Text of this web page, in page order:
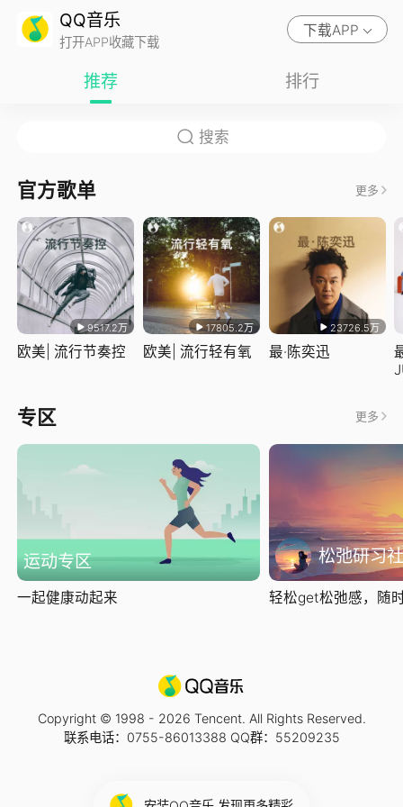
QQ音乐
打开APP收藏下载
下载APP
推荐 排行
官方歌单 更多
9517.2万
欧美| 流行节奏控
17805.2万
欧美| 流行轻有氧
23726.5万
最·陈奕迅
专区 更多
运动专区
一起健康动起来
松弛研习社
轻松get松弛感，随
Copyright © 1998 - 2026 Tencent. All Rights Reserved.
联系电话：0755-86013388 QQ群：55209235